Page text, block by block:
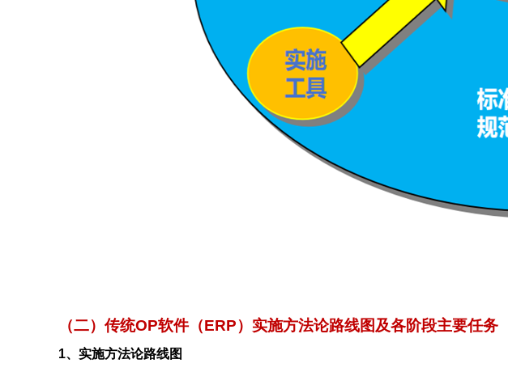
（二）传统OP软件（ERP）实施方法论路线图及各阶段主要任务
1、实施方法论路线图